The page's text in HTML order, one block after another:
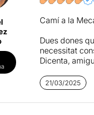
Camí a la
Dues dones
necessitat
Dicenta,
Helen (Lola
acudeix una
testimonis de
21/03/2025